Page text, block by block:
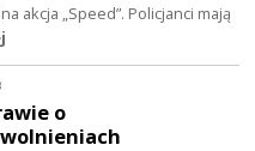
akcja „Speed”. Policjanci mają
o